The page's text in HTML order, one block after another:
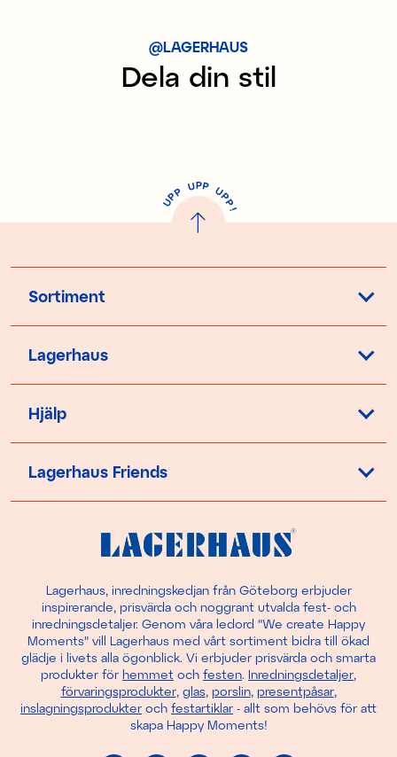
@LAGERHAUS
Dela din stil
U
P
P UPP UP
P
!
Sortiment
Lagerhaus
Hjälp
Lagerhaus Friends
Lagerhaus, inredningskedjan från Göteborg erbjuder
inspirerande, prisvärda och noggrant utvalda fest- och
inredningsdetaljer. Genom våra ledord "We create Happy
Moments" vill Lagerhaus med vårt sortiment bidra till ökad
glädje i livets alla ögonblick. Vi erbjuder prisvärda och smarta
produkter för hemmet och festen. Inredningsdetaljer,
förvaringsprodukter, glas, porslin, presentpåsar,
inslagningsprodukter och festartiklar - allt som behövs för att
skapa Happy Moments!